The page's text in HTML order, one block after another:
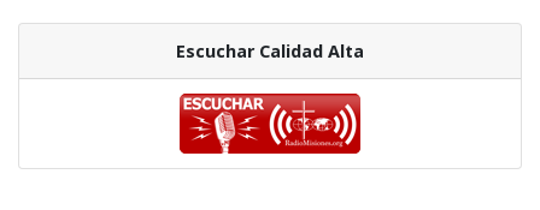
Escuchar Calidad Alta